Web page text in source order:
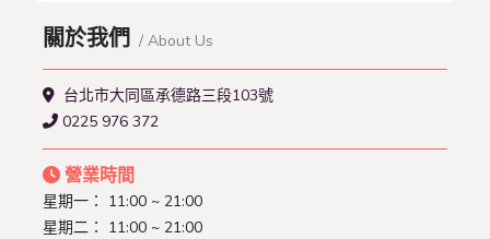
關於我們 / About Us
台北市大同區承德路三段103號
0225 976 372
營業時間
星期一： 11:00 ~ 21:00
星期二： 11:00 ~ 21:00